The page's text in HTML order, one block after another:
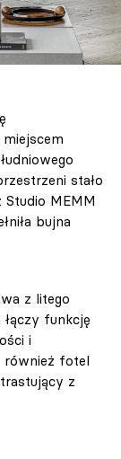
stało
MEMM
bujna
z litego
funkcję
i
również fotel
z